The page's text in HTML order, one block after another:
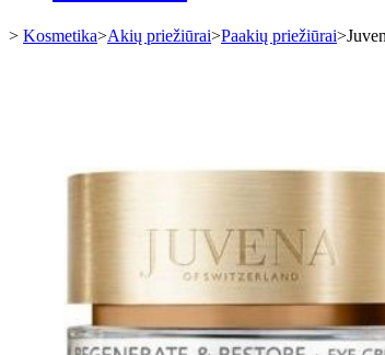
> Kosmetika>Akių priežiūrai>Paakių priežiūrai>